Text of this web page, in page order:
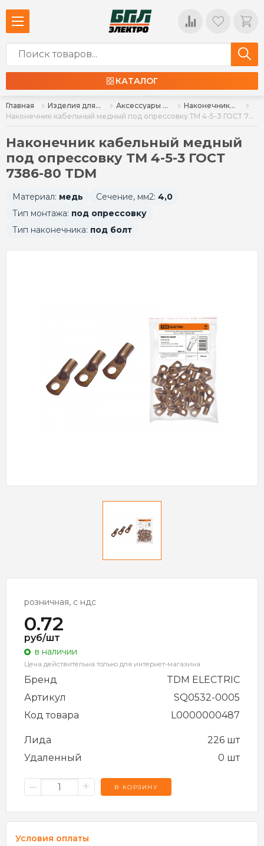
КАТАЛОГ
Главная Изделия для монтажа Аксессуары для монтажа
Наконечники силовые
Наконечник кабельный медный под опрессовку ТМ 4-5-3 ГОСТ 7386-80 TDM
Наконечник кабельный медный
под опрессовку ТМ 4-5-3 ГОСТ
7386-80 TDM
Материал: медь Сечение, мм2: 4,0
Тип монтажа: под опрессовку
Тип наконечника: под болт
розничная, с ндс
0.72
руб/шт
в наличии
Цена действительна только для интернет-магазина
Бренд
TDM ELECTRIC
Артикул
SQ0532-0005
Код товара
L0000000487
Лида
226 шт
Удаленный
0 шт
– + В КОРЗИНУ
Условия оплаты